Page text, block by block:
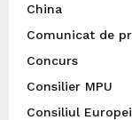
China
Comunicat de
Concurs
Consilier MPU
Consiliul Europei